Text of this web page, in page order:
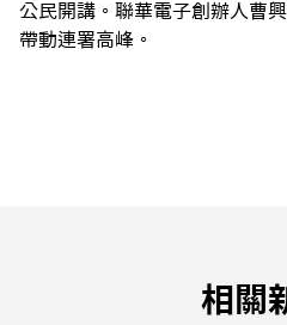
公民開講。聯華電子創辦人曹
帶動連署高峰。
相關